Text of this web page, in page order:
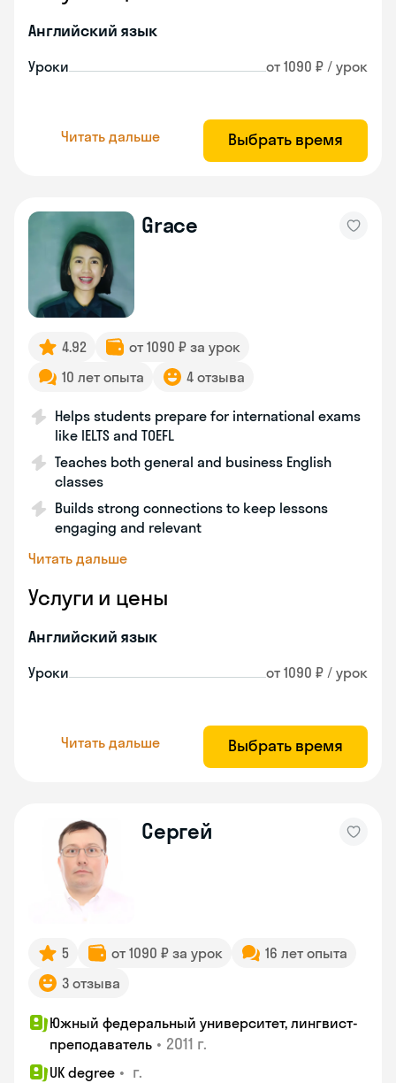
Английский язык
Уроки от 1090 ₽ / урок
Читать дальше Выбрать время
Grace
4.92
от 1090 ₽ за урок
10 лет опыта
4 отзыва
Helps students prepare for international exams
like IELTS and TOEFL
Teaches both general and business English
classes
Builds strong connections to keep lessons
engaging and relevant
Читать дальше
Услуги и цены
Английский язык
Уроки от 1090 ₽ / урок
Читать дальше Выбрать время
Сергей
5 от 1090 ₽ за урок
16 лет опыта
3 отзыва
Южный федеральный университет, лингвист-
преподаватель • 2011 г.
UK degree • г.